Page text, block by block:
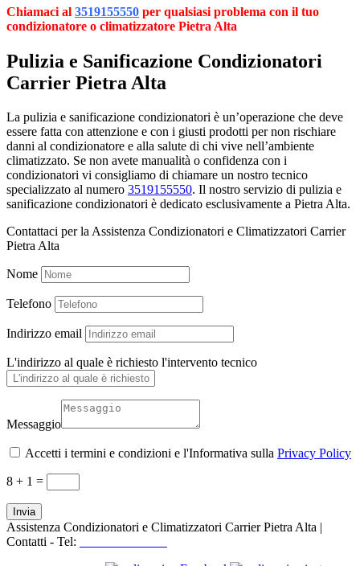
Chiamaci al 3519155550 per qualsiasi problema con il tuo
condizionatore o climatizzatore Pietra Alta
Pulizia e Sanificazione Condizionatori
Carrier Pietra Alta
La pulizia e sanificazione condizionatori è un’operazione che deve
essere fatta con attenzione e con i giusti prodotti per non rischiare
danni al condizionatore e alla salute di chi vive nell’ambiente
climatizzato. Se non avete manualità o confidenza con i
condizionatori vi consigliamo di chiamare un nostro tecnico
specializzato al numero 3519155550. Il nostro servizio di pulizia e
sanificazione condizionatori è dedicato esclusivamente a Pietra Alta.
Contattaci per la Assistenza Condizionatori e Climatizzatori Carrier
Pietra Alta
Nome
Telefono
Indirizzo email
L'indirizzo al quale è richiesto l'intervento tecnico
Messaggio
Accetti i termini e condizioni e l'Informativa sulla Privacy Policy
8 + 1 =
Invia
Assistenza Condizionatori e Climatizzatori Carrier Pietra Alta |
Contatti - Tel: